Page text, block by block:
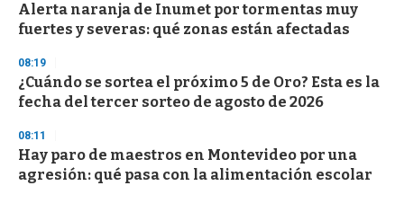
Alerta naranja de Inumet por tormentas muy
fuertes y severas: qué zonas están afectadas
08:19
¿Cuándo se sortea el próximo 5 de Oro? Esta es la
fecha del tercer sorteo de agosto de 2026
08:11
Hay paro de maestros en Montevideo por una
agresión: qué pasa con la alimentación escolar